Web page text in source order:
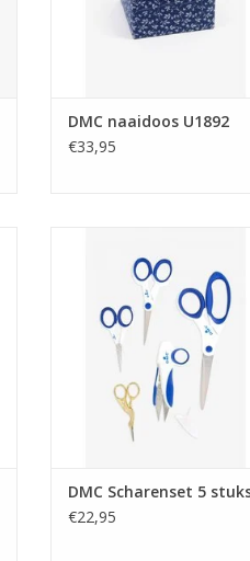
DMC naaidoos U1892
€33,95
TOEVOEGEN AAN
DMC Scharenset 5
€22,95